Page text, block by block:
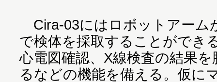
Cira-03にはロボットアーム
で検体を採取することができ
心電図確認、X線検査の結果
るなどの機能を備える。仮に